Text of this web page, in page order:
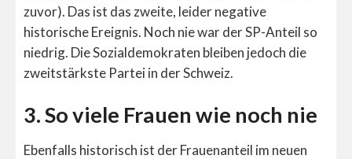
zuvor). Das ist das zweite, leider negative
historische Ereignis. Noch nie war der SP-Anteil so
niedrig. Die Sozialdemokraten bleiben jedoch die
zweitstärkste Partei in der Schweiz.
3. So viele Frauen wie noch nie
Ebenfalls historisch ist der Frauenanteil im neuen